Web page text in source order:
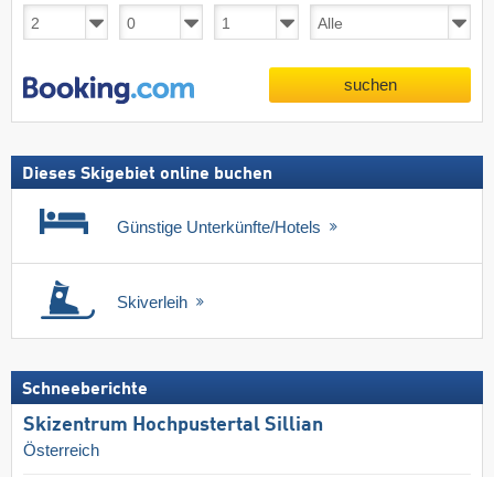
suchen
Dieses Skigebiet online buchen
Günstige Unterkünfte/Hotels
Skiverleih
Schneeberichte
Skizentrum Hochpustertal Sillian
Österreich